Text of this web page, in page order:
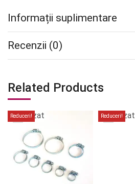
Informații suplimentare
Recenzii (0)
Related Products
Reduceri!
epuizat
Reduceri!
epuizat